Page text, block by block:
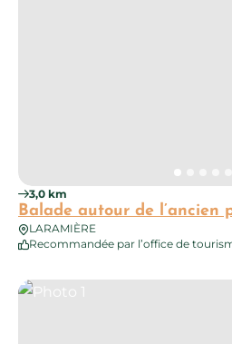
3,0 km
Balade autour de l’ancien
LARAMIÈRE
Recommandée par l’office de
Photo 1